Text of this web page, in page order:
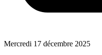
Mercredi 17 décembre 2025